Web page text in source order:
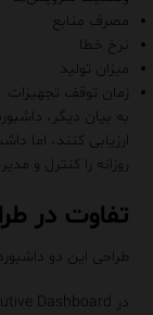
مصرف منابع
نرخ خطا
میزان تولید
زمان توقف تجهیزات
به بیان دیگر،
ارزیابی کنند، اما
روزانه را کنترل و
تفاوت در
طراحی این دو